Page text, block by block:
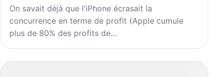
On savait déjà que l'iPhone écrasait la
concurrence en terme de profit (Apple cumule
plus de 80% des profits de…